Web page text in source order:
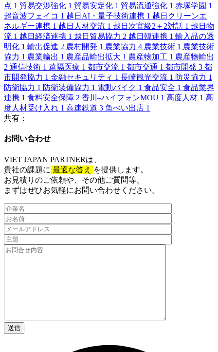
点 1 貿易交渉強化 1 貿易安定化 1 貿易流通強化 1 赤塚学園 1
超音波フェイコ 1 越日AI・量子技術連携 1 越日クリーンエ
ネルギー連携 1 越日人材交流 1 越日次官級2＋2対話 1 越日物
流 1 越日経済連携 1 越日貿易協力 2 越日韓連携 1 輸入品の透
明化 1 輸出促進 2 農村開発 1 農業協力 4 農業技術 1 農業技術
協力 1 農業輸出 1 農産品輸出拡大 1 農産物加工 1 農産物輸出
2 通信技術 1 遠隔医療 1 都市交流 1 都市交通 1 都市開発 3 都
市開発協力 1 金融セキュリティ 1 長崎観光交流 1 防災協力 1
防衛協力 1 防衛装備協力 1 電動バイク 1 食品安全 1 食品業界
連携 1 食料安全保障 2 香川–ハイフォンMOU 1 高度人材 1 高
度人材受け入れ 1 高速鉄道 3 魚べい出店 1
共有：
お問い合わせ​
VIET JAPAN PARTNERは、
貴社の課題に 最適な答え
を提供します。
お見積りのご依頼や、その他ご質問等、​
まずはぜひお気軽にお問い合わせください。​